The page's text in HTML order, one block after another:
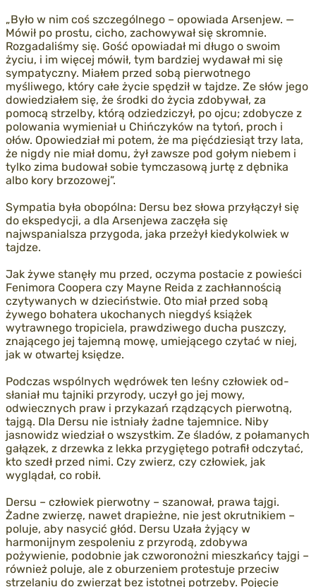
„Było w nim coś szczególnego – opowiada Arsenjew. —
Mówił po prostu, cicho, zachowywał się skromnie.
Rozgadaliśmy się. Gość opowiadał mi długo o swoim
życiu, i im więcej mówił, tym bardziej wydawał mi się
sympatyczny. Miałem przed sobą pierwotnego
myśliwego, który całe życie spędził w tajdze. Ze słów jego
dowiedziałem się, że środki do życia zdobywał, za
pomocą strzelby, którą odziedziczył, po ojcu; zdobycze z
polowania wymieniał u Chińczyków na tytoń, proch i
ołów. Opowiedział mi potem, że ma pięćdziesiąt trzy lata,
że nigdy nie miał domu, żył zawsze pod gołym niebem i
tylko zima budował sobie tymczasową jurtę z dębnika
albo kory brzozowej”.
Sympatia była obopólna: Dersu bez słowa przyłączył się
do ekspedycji, a dla Arsenjewa zaczęła się
najwspanialsza przygoda, jaka przeżył kiedykolwiek w
tajdze.
Jak żywe stanęły mu przed, oczyma postacie z powieści
Fenimora Coopera czy Mayne Reida z zachłannością
czytywanych w dzieciństwie. Oto miał przed sobą
żywego bohatera ukochanych niegdyś książek
wytrawnego tropiciela, prawdziwego ducha puszczy,
znającego jej tajemną mowę, umiejącego czytać w niej,
jak w otwartej księdze.
Podczas wspólnych wędrówek ten leśny człowiek od-
słaniał mu tajniki przyrody, uczył go jej mowy,
odwiecznych praw i przykazań rządzących pierwotną,
tajgą. Dla Dersu nie istniały żadne tajemnice. Niby
jasnowidz wiedział o wszystkim. Ze śladów, z połamanych
gałązek, z drzewka z lekka przygiętego potrafił odczytać,
kto szedł przed nimi. Czy zwierz, czy człowiek, jak
wyglądał, co robił.
Dersu – człowiek pierwotny – szanował, prawa tajgi.
Żadne zwierzę, nawet drapieżne, nie jest okrutnikiem –
poluje, aby nasycić głód. Dersu Uzała żyjący w
harmonijnym zespoleniu z przyrodą, zdobywa
pożywienie, podobnie jak czworonożni mieszkańcy tajgi –
również poluje, ale z oburzeniem protestuje przeciw
strzelaniu do zwierząt bez istotnej potrzeby. Pojęcie